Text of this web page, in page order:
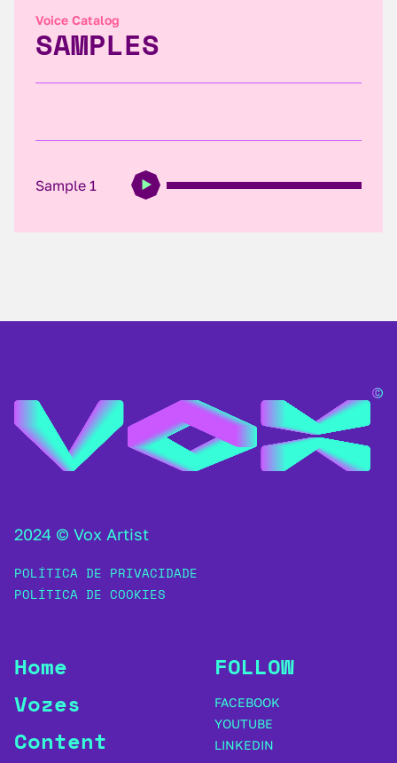
Voice Catalog
SAMPLES
Sample 1
2024 © Vox Artist
POLÍTICA DE PRIVACIDADE
POLÍTICA DE COOKIES
Home
Vozes
Content
FOLLOW
FACEBOOK
YOUTUBE
LINKEDIN